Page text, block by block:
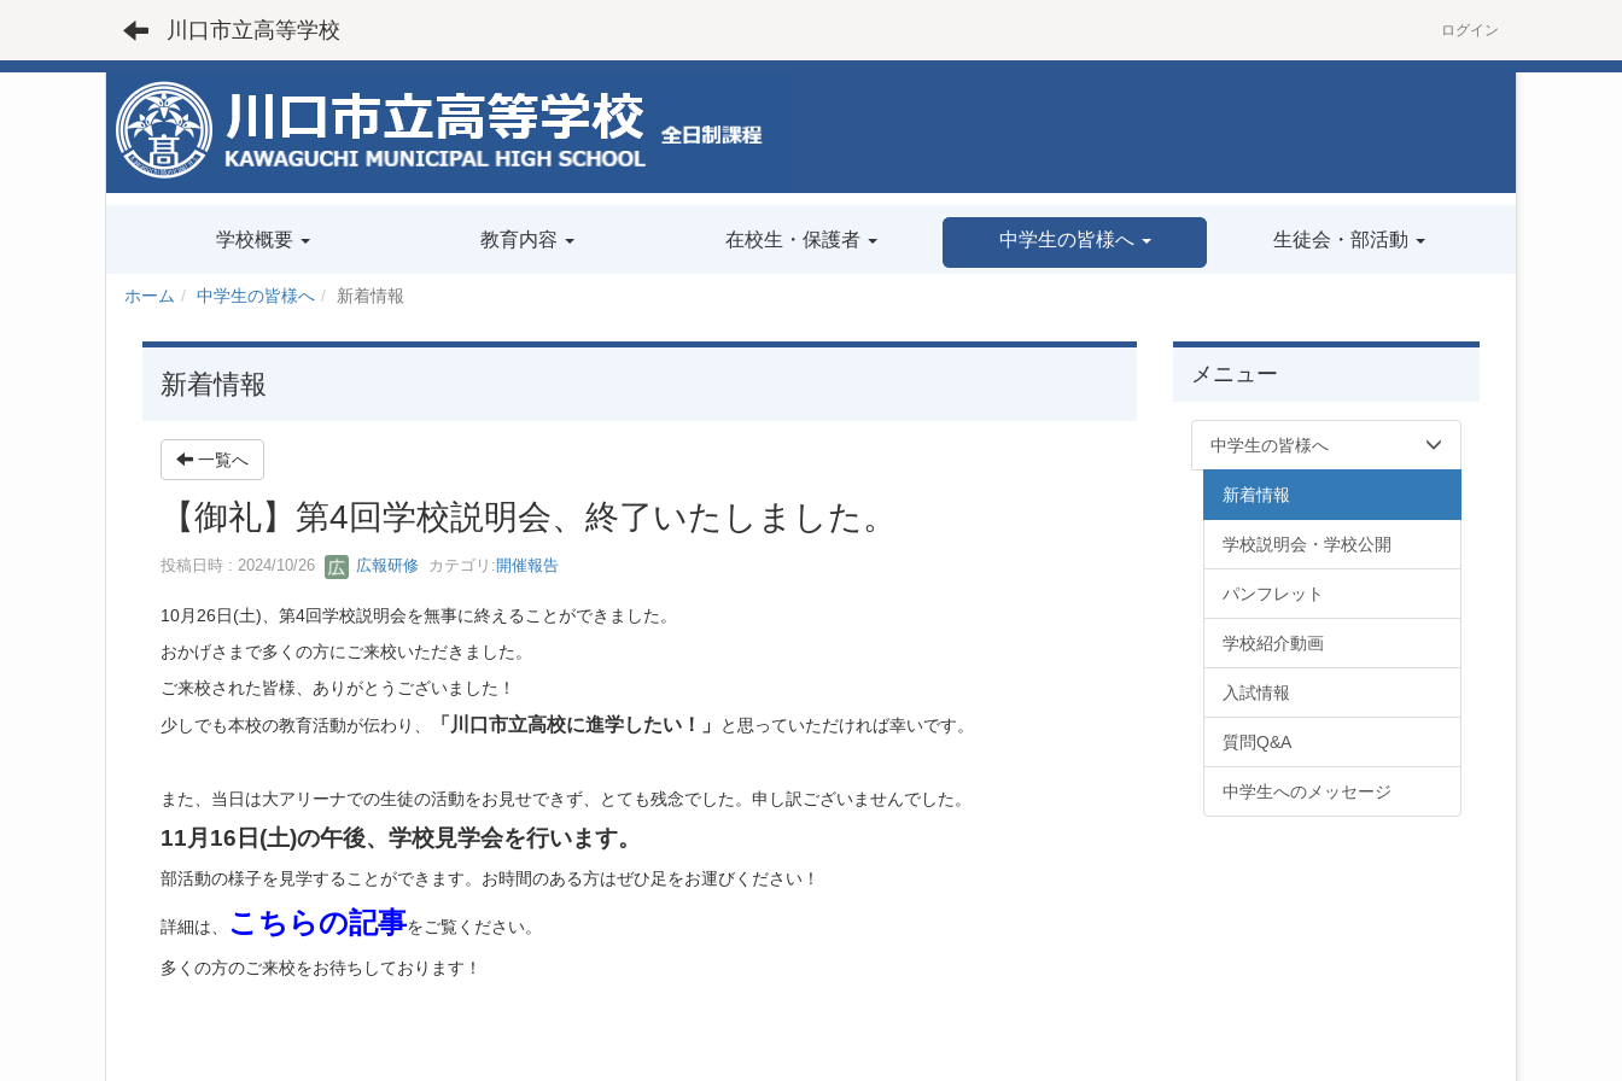
川口市立高等学校 ログイン
学校概要 教育内容 在校生・保護者 中学生の皆様へ 生徒会・部活動
ホーム 中学生の皆様へ 新着情報
新着情報
一覧へ
【御礼】第4回学校説明会、終了いたしました。
投稿日時 : 2024/10/26 広報研修 カテゴリ:開催報告
10月26日(土)、第4回学校説明会を無事に終えることができました。
おかげさまで多くの方にご来校いただきました。
ご来校された皆様、ありがとうございました！
少しでも本校の教育活動が伝わり、
「川口市立高校に進学したい！」 と思っていただければ幸いです。
また、当日は大アリーナでの生徒の活動をお見せできず、とても残念でした。申し訳ございませんでした。
11月16日(土)の午後、学校見学会を行います。
部活動の様子を見学することができます。お時間のある方はぜひ足をお運びください！
詳細は、 こちらの記事をご覧ください。
多くの方のご来校をお待ちしております！
メニュー
中学生の皆様へ
新着情報
学校説明会・学校公開
パンフレット
学校紹介動画
入試情報
質問Q&A
中学生へのメッセージ